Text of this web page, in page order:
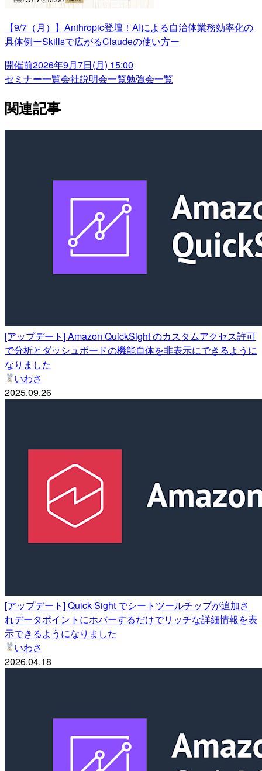
【9/7（月）】Anthropic登壇！AIによる自治体業務効率化の
具体例ーSkillsで広がるClaudeの使い方ー
開催前2026年9月7日(月) 15:00
セミナー一覧会社説明会一覧勉強会一覧
関連記事
[アップデート] Amazon QuickSight のカスタムアクセス許可
で分析とダッシュボードの機能自体を非表示にできるように
なりました
いわさ
2025.09.26
[アップデート] Quick Sight でシートツールチップが追加さ
れデータポイントにホバーするだけでリッチな詳細情報を表
示できるようになりました
いわさ
2026.04.18